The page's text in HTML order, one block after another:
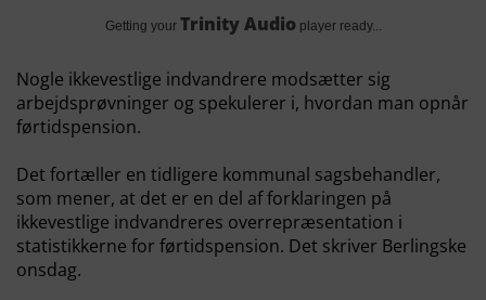
Getting your Trinity Audio player ready...
Nogle ikkevestlige indvandrere modsætter sig
arbejdsprøvninger og spekulerer i, hvordan man opnår
førtidspension.
Det fortæller en tidligere kommunal sagsbehandler,
som mener, at det er en del af forklaringen på
ikkevestlige indvandreres overrepræsentation i
statistikkerne for førtidspension. Det skriver Berlingske
onsdag.